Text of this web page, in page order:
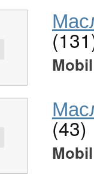
Mobil
(43)
Mobil